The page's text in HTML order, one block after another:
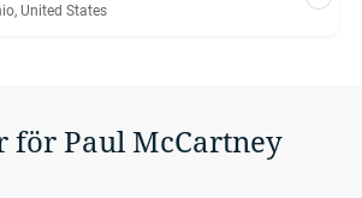
United States
för Paul McCartney